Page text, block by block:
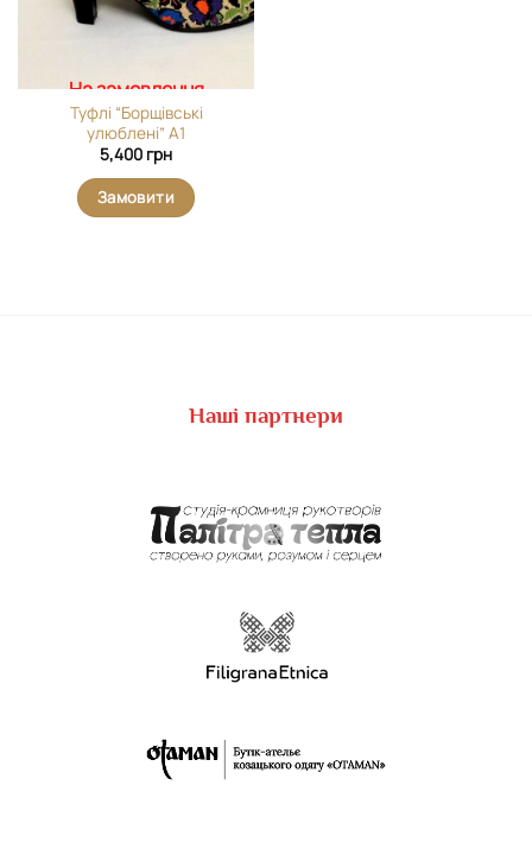
На замовлення
Туфлі “Борщівські
улюблені” А1
5,400 грн
Замовити
Наші партнери